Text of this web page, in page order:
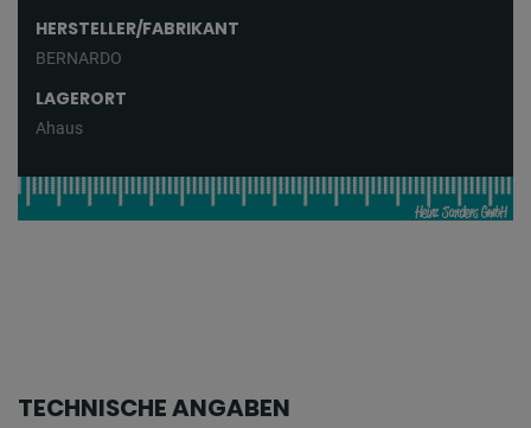
HERSTELLER/FABRIKANT
BERNARDO
LAGERORT
Ahaus
TECHNISCHE ANGABEN